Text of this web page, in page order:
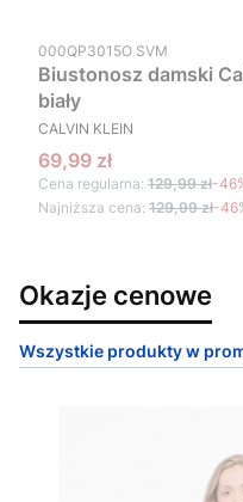
Kod produktu
000QP3015O SVM
Biustonosz damski
biały
PRODUCENT
CALVIN KLEIN
Cena promocyjna
69,99 zł
Cena regularna: 129,99 zł-
Najniższa cena: 129,99 zł-
Okazje cenowe
Wszystkie produkty w